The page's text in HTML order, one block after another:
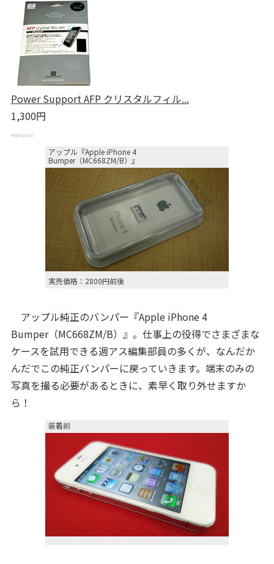
Power Support AFP クリスタルフィル...
1,300円
アップル『Apple iPhone 4
Bumper（MC668ZM/B）』
実売価格：2800円前後
アップル純正のバンパー『Apple iPhone 4
Bumper（MC668ZM/B）』。仕事上の役得でさまざまな
ケースを試用できる週アス編集部員の多くが、なんだか
んだでこの純正バンパーに戻っていきます。端末のみの
写真を撮る必要があるときに、素早く取り外せますか
ら！
装着前